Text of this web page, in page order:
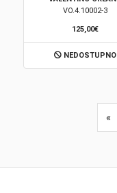
VO.4.10002-3
125,00€
NEDOSTUPNO
«